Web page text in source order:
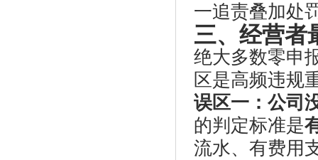
一追责叠加处
三、经营者
绝大多数零申
区是高频违规
误区一：公司
的判定标准是
流水、有费用